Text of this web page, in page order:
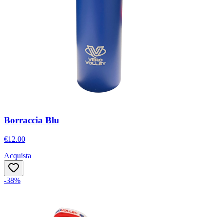
Borraccia Blu
€12.00
Acquista
-38%